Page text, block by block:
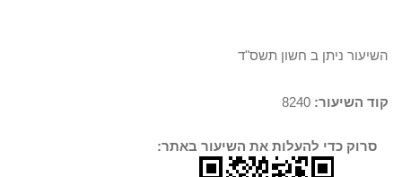
השיעור ניתן ב חשון תשס"ד
קוד השיעור:
סרוק כדי להעלות את השיעור באתר: